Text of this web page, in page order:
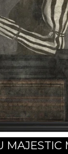
MAJESTIC